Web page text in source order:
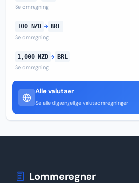
Se omregning
100 NZD → BRL
Se omregning
1,000 NZD → BRL
Se omregning
Alle valutaer
Se alle tilgængelige valutaomregninger
Lommeregner